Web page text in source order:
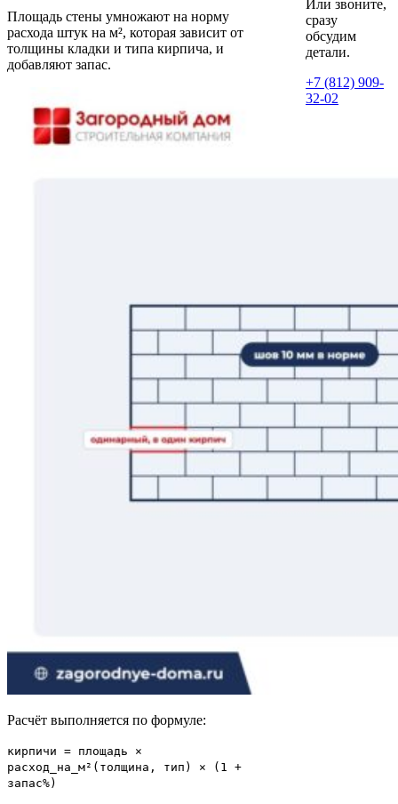
Площадь стены умножают на норму
расхода штук на м², которая зависит от
толщины кладки и типа кирпича, и
добавляют запас.
Расчёт выполняется по формуле:
кирпичи = площадь ×
расход_на_м²(толщина, тип) × (1 +
запас%)
Или звоните,
сразу
обсудим
детали.
+7 (812) 909-
32-02